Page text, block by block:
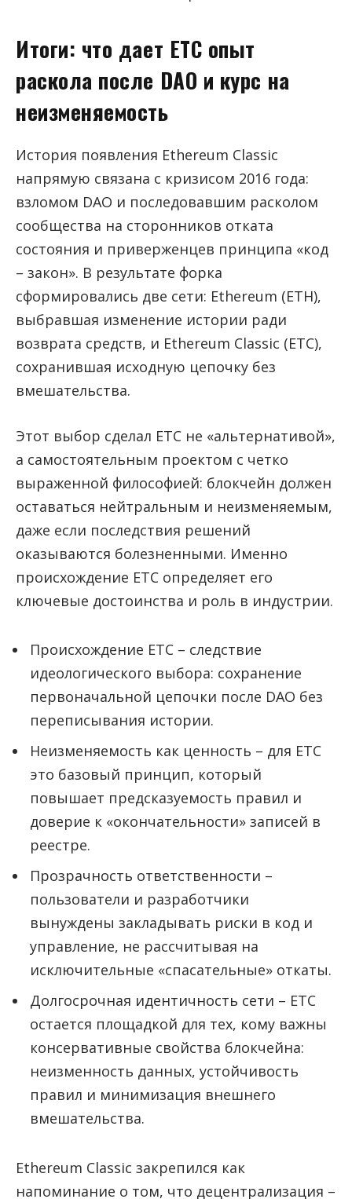
Итоги: что дает ETC опыт
раскола после DAO и курс на
неизменяемость
История появления Ethereum Classic
напрямую связана с кризисом 2016 года:
взломом DAO и последовавшим расколом
сообщества на сторонников отката
состояния и приверженцев принципа «код
– закон». В результате форка
сформировались две сети: Ethereum (ETH),
выбравшая изменение истории ради
возврата средств, и Ethereum Classic (ETC),
сохранившая исходную цепочку без
вмешательства.
Этот выбор сделал ETC не «альтернативой»,
а самостоятельным проектом с четко
выраженной философией: блокчейн должен
оставаться нейтральным и неизменяемым,
даже если последствия решений
оказываются болезненными. Именно
происхождение ETC определяет его
ключевые достоинства и роль в индустрии.
Происхождение ETC – следствие
идеологического выбора: сохранение
первоначальной цепочки после DAO без
переписывания истории.
Неизменяемость как ценность – для ETC
это базовый принцип, который
повышает предсказуемость правил и
доверие к «окончательности» записей в
реестре.
Прозрачность ответственности –
пользователи и разработчики
вынуждены закладывать риски в код и
управление, не рассчитывая на
исключительные «спасательные» откаты.
Долгосрочная идентичность сети – ETC
остается площадкой для тех, кому важны
консервативные свойства блокчейна:
неизменность данных, устойчивость
правил и минимизация внешнего
вмешательства.
Ethereum Classic закрепился как
напоминание о том, что децентрализация –